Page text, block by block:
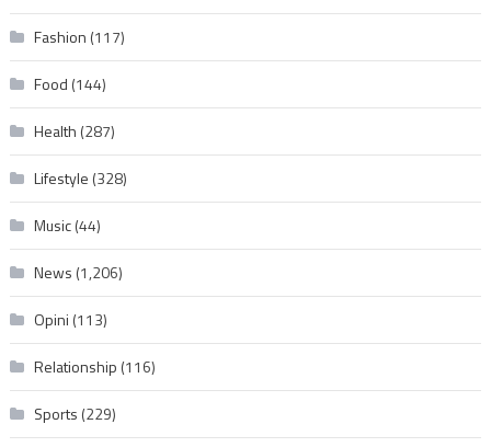
Fashion (117)
Food (144)
Health (287)
Lifestyle (328)
Music(44)
News (1,206)
Opini (113)
Relationship (116)
Sports (229)